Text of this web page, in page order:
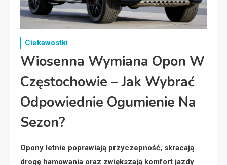
Ciekawostki
Wiosenna Wymiana Opon W
Częstochowie – Jak Wybrać
Odpowiednie Ogumienie Na
Sezon?
Opony letnie poprawiają przyczepność, skracają
drogę hamowania oraz zwiększają komfort jazdy